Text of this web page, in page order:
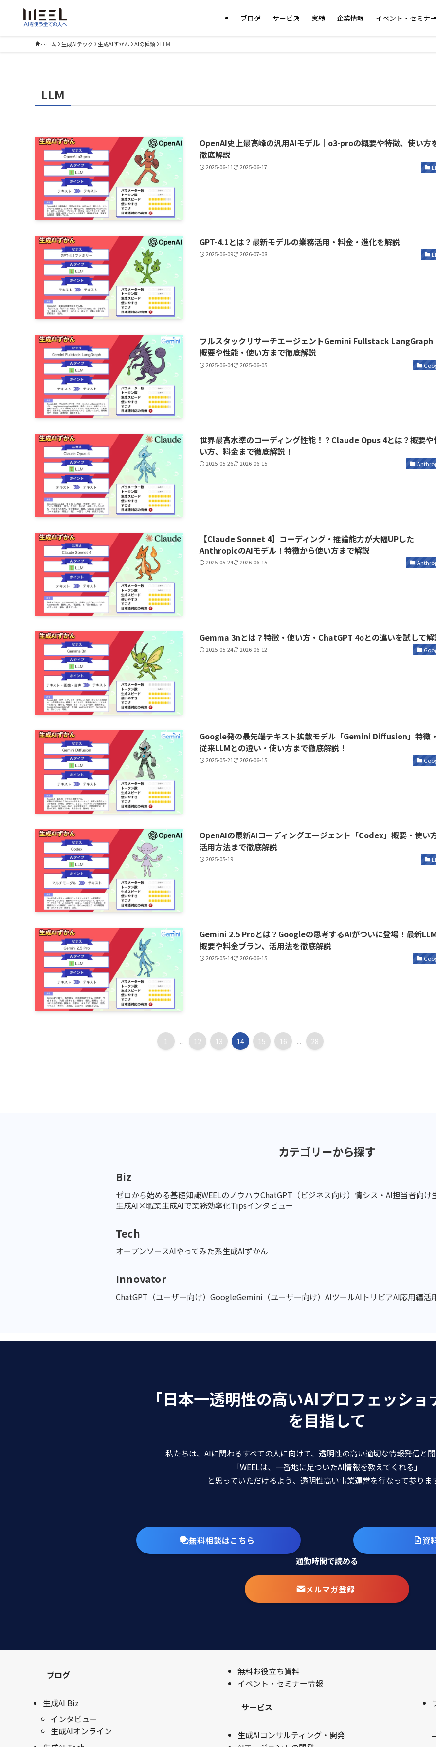
ブログ サービス 実績 企業情報 イベント・セミナー
ホーム 生成AIテック 生成AIずかん AIの種類 LLM
LLM
OpenAI史上最高峰の汎用AIモデル｜o3-proの概要や特徴、使い方
徹底解説
2025-06-11 2025-06-17
GPT-4.1とは？最新モデルの業務活用・料金・進化を解説
2025-06-09 2026-07-08
フルスタックリサーチエージェントGemini Fullstack LangGraph
概要や性能・使い方まで徹底解説
2025-06-04 2025-06-05
世界最高水準のコーディング性能！？Claude Opus 4とは？概要や
い方、料金まで徹底解説！
2025-05-26 2026-06-15
【Claude Sonnet 4】コーディング・推論能力が大幅UPした
AnthropicのAIモデル！特徴から使い方まで解説
2025-05-24 2026-06-15
Gemma 3nとは？特徴・使い方・ChatGPT 4oとの違いを試して解
2025-05-24 2026-06-12
Google発の最先端テキスト拡散モデル「Gemini Diffusion」特徴・
従来LLMとの違い・使い方まで徹底解説！
2025-05-21 2026-06-15
OpenAIの最新AIコーディングエージェント「Codex」概要・使い
活用方法まで徹底解説
2025-05-19
Gemini 2.5 Proとは？Googleの思考するAIがついに登場！最新
概要や料金プラン、活用法を徹底解説
2025-05-14 2026-06-15
1 ... 12 13 14 15 16 ... 28
カテゴリーから探す
Biz
ゼロから始める基礎知識WEELのノウハウChatGPT（ビジネス向け） 情シス・AI担当者向け
生成AI×職業生成AIで業務効率化Tipsインタビュー
Tech
オープンソースAIやってみた系生成AIずかん
Innovator
ChatGPT（ユーザー向け） GoogleGemini（ユーザー向け） AIツールAIトリビアAI応用編活
「日本一透明性の高いAIプロフェッショ
を目指して
私たちは、AIに関わるすべての人に向けて、透明性の高い適切な情報発信と開
「WEELは、一番地に足ついたAI情報を教えてくれる」
と思っていただけるよう、透明性高い事業運営を行なって参りま
無料相談はこちら
資
通勤時間で読める
メルマガ登録
ブログ
生成AI Biz
インタビュー
生成AIオンライン
無料お役立ち資料
イベント・セミナー情報
サービス
生成AIコンサルティング・開発